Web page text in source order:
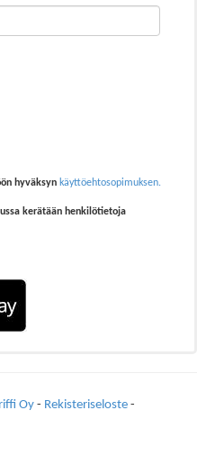
hyväksyn käyttöehtosopimuksen.
kerätään henkilötietoja
Oy - Rekisteriseloste -